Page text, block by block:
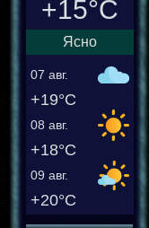
+15°C
Ясно
07 авг.
+19°C
08 авг.
+18°C
09 авг.
+20°C